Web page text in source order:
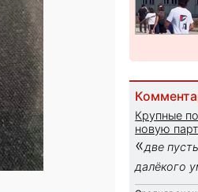
Крупные
новую
«две
далёкого